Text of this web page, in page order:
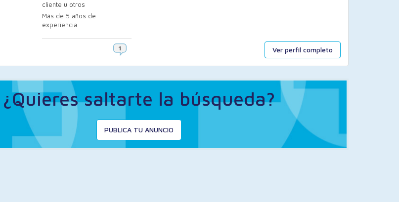
Ver perfil completo
cliente u otros
Más de 5 años de
experiencia
¿Quieres saltarte la búsqueda?
PUBLICA TU ANUNCIO